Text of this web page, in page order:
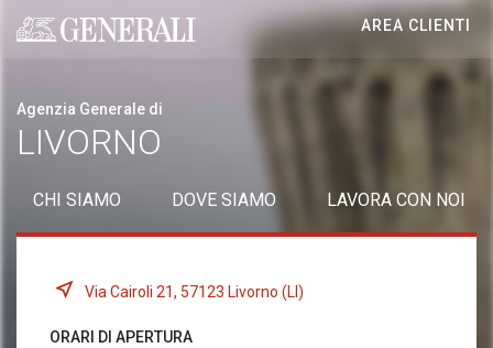
Generali logo
AREA CLIENTI
Agenzia Generale di
LIVORNO
CHI SIAMO DOVE SIAMO LAVORA CON NOI
Via Cairoli 21, 57123 Livorno (LI)
ORARI DI APERTURA